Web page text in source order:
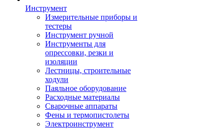
Инструмент
Измерительные приборы и
тестеры
Инструмент ручной
Инструменты для
опрессовки, резки и
изоляции
Лестницы, строительные
ходули
Паяльное оборудование
Расходные материалы
Сварочные аппараты
Фены и термопистолеты
Электроинструмент